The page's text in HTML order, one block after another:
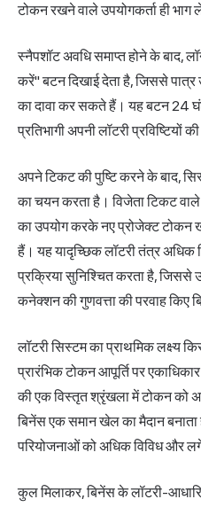
टोकन रखने वाले उपयोगकर्ता ही भाग
स्नैपशॉट अवधि समाप्त होने के बाद,
करें" बटन दिखाई देता है, जिससे पात्र
का दावा कर सकते हैं। यह बटन 24
प्रतिभागी अपनी लॉटरी प्रविष्टियों
अपने टिकट की पुष्टि करने के बाद,
का चयन करता है। विजेता टिकट
का उपयोग करके नए प्रोजेक्ट टोकन
हैं। यह यादृच्छिक लॉटरी तंत्र अधिक
प्रक्रिया सुनिश्चित करता है, जिससे
कनेक्शन की गुणवत्ता की परवाह किए
लॉटरी सिस्टम का प्राथमिक लक्ष्य
प्रारंभिक टोकन आपूर्ति पर
की एक विस्तृत श्रृंखला में टोकन को
बिनेंस एक समान खेल का मैदान
परियोजनाओं को अधिक विविध और
कुल मिलाकर, बिनेंस के लॉटरी-